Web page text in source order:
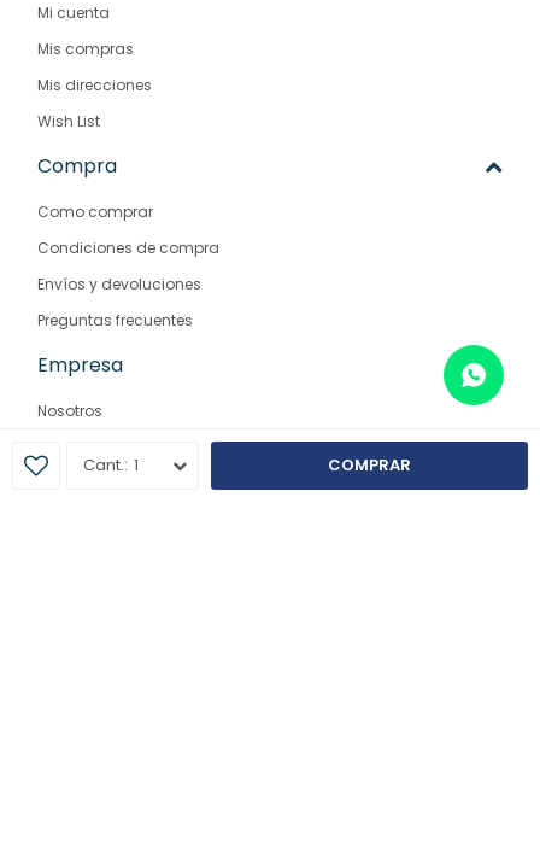
1 COMPRAR
Mi cuenta
Mis compras
Mis direcciones
Wish List
Compra
Como comprar
Condiciones de compra
Envíos y devoluciones
Preguntas frecuentes
Empresa
Nosotros